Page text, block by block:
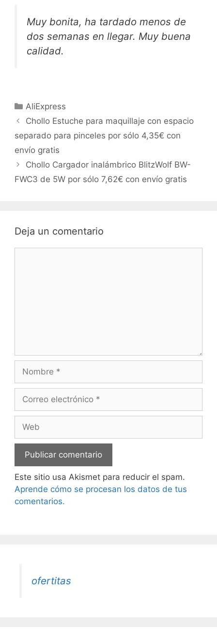
Muy bonita, ha tardado menos de
dos semanas en llegar. Muy buena
calidad.
Categorías
AliExpress
Chollo Estuche para maquillaje con espacio
separado para pinceles por sólo 4,35€ con
envío gratis
Chollo Cargador inalámbrico BlitzWolf BW-
FWC3 de 5W por sólo 7,62€ con envío gratis
Deja un comentario
Nombre
Correo
Web
Este sitio usa Akismet para reducir el spam.
Aprende cómo se procesan los datos de tus
comentarios.
ofertitas